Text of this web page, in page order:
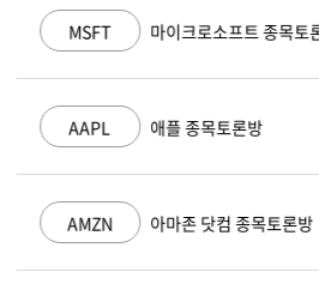
MSFT 마이크로소프트 종목토론방
AAPL 애플 종목토론방
AMZN 아마존 닷컴 종목토론방